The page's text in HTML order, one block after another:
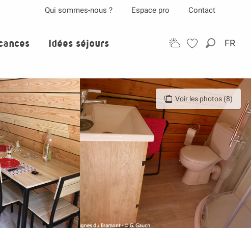
FR
Qui sommes-nous ? Espace pro Contact
Idées séjours
Voir les photos (8)